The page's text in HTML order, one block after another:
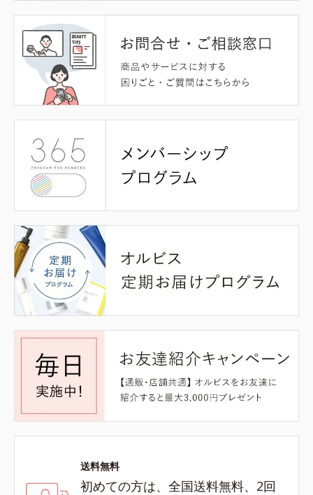
送料無料
初めての方は、全国送料無料、2回